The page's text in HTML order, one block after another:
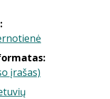
įrašas)